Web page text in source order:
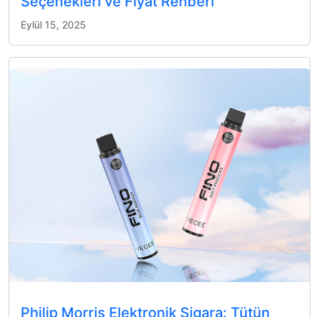
Eylül 15, 2025
Philip Morris Elektronik Sigara: Tütün